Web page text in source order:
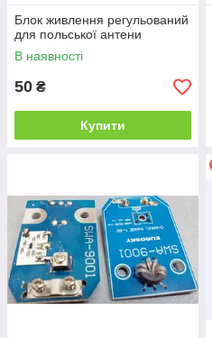
Блок живлення регульований
для польської антени
В наявності
50 ₴
Купити